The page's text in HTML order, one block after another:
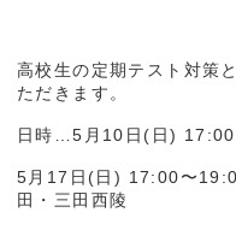
高校生の定期テスト対策
ただきます。
日時…5月10日(日)
5月17日(日) 17:00〜
田・三田西陵